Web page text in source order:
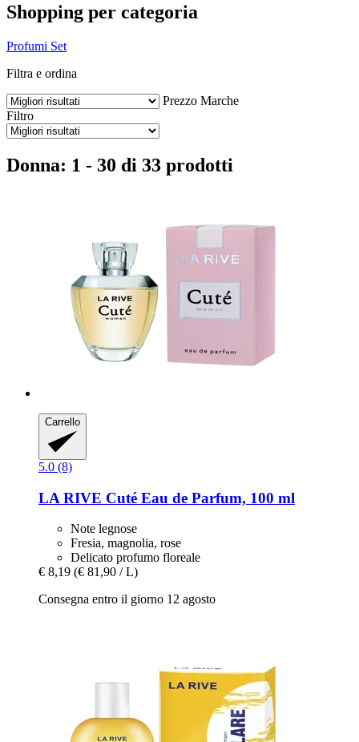
Shopping per categoria
Profumi Set
Filtra e ordina
Prezzo Marche
Filtro
Donna: 1 - 30 di 33 prodotti
Carrello
5.0 (8)
LA RIVE Cuté Eau de Parfum, 100 ml
Note legnose
Fresia, magnolia, rose
Delicato profumo floreale
€ 8,19 (€ 81,90 / L)
Consegna entro il giorno 12 agosto